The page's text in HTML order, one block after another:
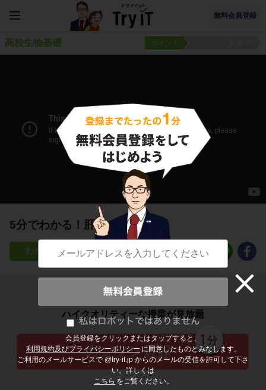
無料会員登録
会員登録をクリックまたはタップすると、
利用規約及びプライバシーポリシー に同意したものとみなします。
ご利用のメールサービスで @try-it.jp からのメールの受信を許可して下さ
い。詳しくは
こちら をご覧ください。
高校生物基礎 ポイント
5分でわかる！肝臓の働き④⑤
153
子どもの勉強から大人の学び直しまで
ハイクオリティーな授業が見放題